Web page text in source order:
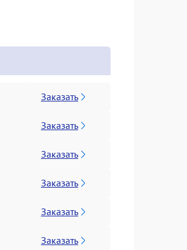
Заказать
Заказать
Заказать
Заказать
Заказать
Заказать